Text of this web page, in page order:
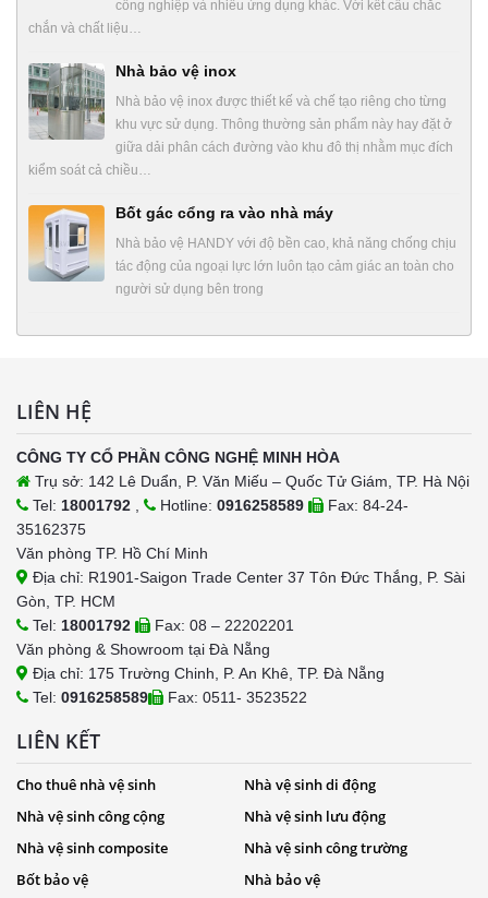
công nghiệp và nhiều ứng dụng khác. Với kết cấu chắc
chắn và chất liệu…
Nhà bảo vệ inox
Nhà bảo vệ inox được thiết kế và chế tạo riêng cho từng
khu vực sử dụng. Thông thường sản phẩm này hay đặt ở
giữa dải phân cách đường vào khu đô thị nhằm mục đích
kiểm soát cả chiều…
Bốt gác cổng ra vào nhà máy
Nhà bảo vệ HANDY với độ bền cao, khả năng chống chịu
tác động của ngoại lực lớn luôn tạo cảm giác an toàn cho
người sử dụng bên trong
LIÊN HỆ
CÔNG TY CỔ PHẦN CÔNG NGHỆ MINH HÒA
Trụ sở: 142 Lê Duẩn, P. Văn Miếu – Quốc Tử Giám, TP. Hà Nội
Tel: 18001792 , Hotline: 0916258589
Fax: 84-24-
35162375
Văn phòng TP. Hồ Chí Minh
Địa chỉ: R1901-Saigon Trade Center 37 Tôn Đức Thắng, P. Sài
Gòn, TP. HCM
Tel: 18001792
Fax: 08 – 22202201
Văn phòng & Showroom tại Đà Nẵng
Địa chỉ: 175 Trường Chinh, P. An Khê, TP. Đà Nẵng
Tel: 0916258589 Fax: 0511- 3523522
LIÊN KẾT
Cho thuê nhà vệ sinh
Nhà vệ sinh di động
Nhà vệ sinh công cộng
Nhà vệ sinh lưu động
Nhà vệ sinh composite
Nhà vệ sinh công trường
Bốt bảo vệ
Nhà bảo vệ